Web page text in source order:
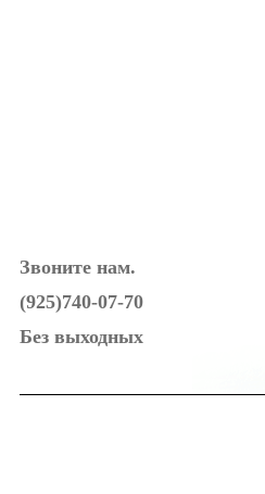
Звоните нам.
(925)740-07-70
Без выходных